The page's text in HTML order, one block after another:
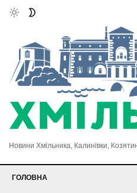
Новини Хмільника, Калинівки,
ГОЛОВНА